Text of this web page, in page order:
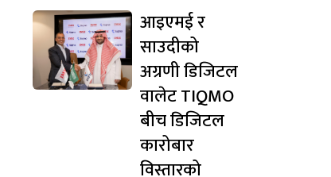
आइएमई र
साउदीको
अग्रणी डिजिटल
वालेट TIQMO
बीच डिजिटल
कारोबार
विस्तारको